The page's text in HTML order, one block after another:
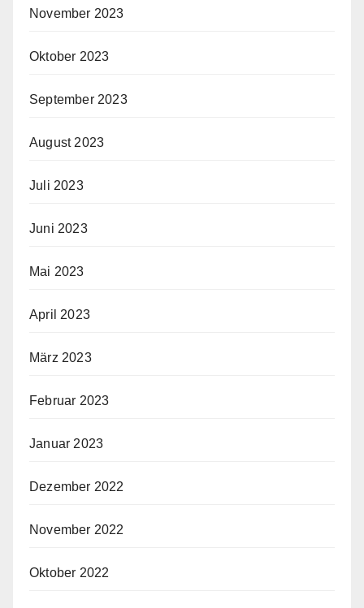
November 2023
Oktober 2023
September 2023
August 2023
Juli 2023
Juni 2023
Mai 2023
April 2023
März 2023
Februar 2023
Januar 2023
Dezember 2022
November 2022
Oktober 2022